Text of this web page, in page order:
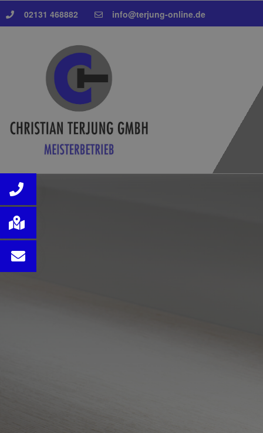
02131 468882 info@terjung-online.de